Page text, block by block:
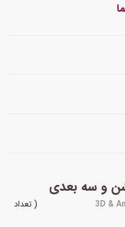
و سه بعدی
3D &
( تعداد